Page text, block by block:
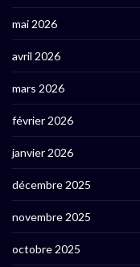
mai 2026
avril 2026
mars 2026
février 2026
janvier 2026
décembre 2025
novembre 2025
octobre 2025